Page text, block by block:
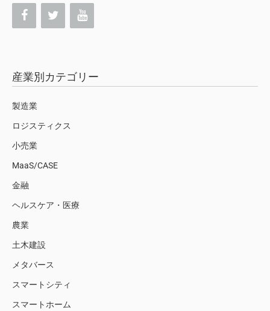
産業別カテゴリー
製造業
ロジスティクス
小売業
MaaS/CASE
金融
ヘルスケア・医療
農業
土木建設
メタバース
スマートシティ
スマートホーム